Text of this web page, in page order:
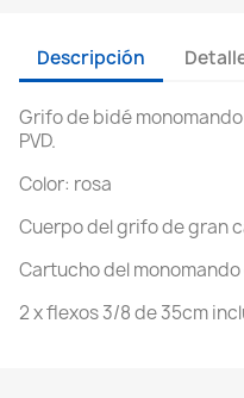
Descripción
Grifo de bidé
PVD.
Color: rosa
Cuerpo del grifo de gran
Cartucho del
2 x flexos 3/8 de 35cm